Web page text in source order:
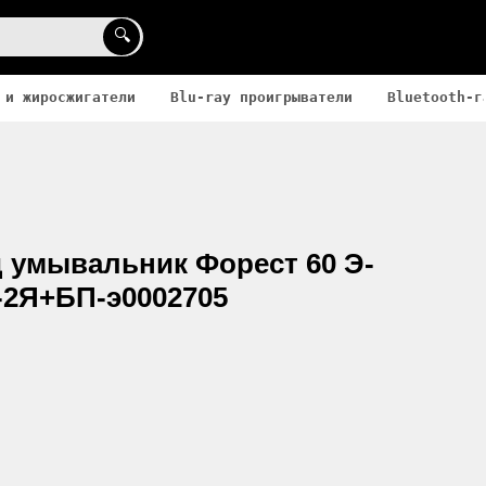
🔍
жиросжигатели Blu-ray проигрыватели Bluetooth-
умывальник Форест 60 Э-
э0002705